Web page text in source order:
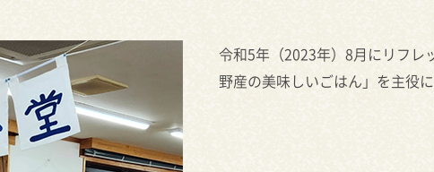
令和5年（2023年）8月にリフレ
野産の美味しいごはん」を主役